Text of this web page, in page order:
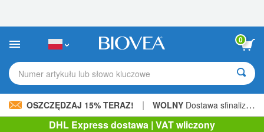
strona
internetowa
zawiera
ułatwień
dostępu.
0
Numer artykułu lub słowo kluczowe
OSZCZĘDZAJ 15% TERAZ! | WOLNY Dostawa sfinalizowana 206,00 zł »
DHL Express dostawa | VAT wliczony